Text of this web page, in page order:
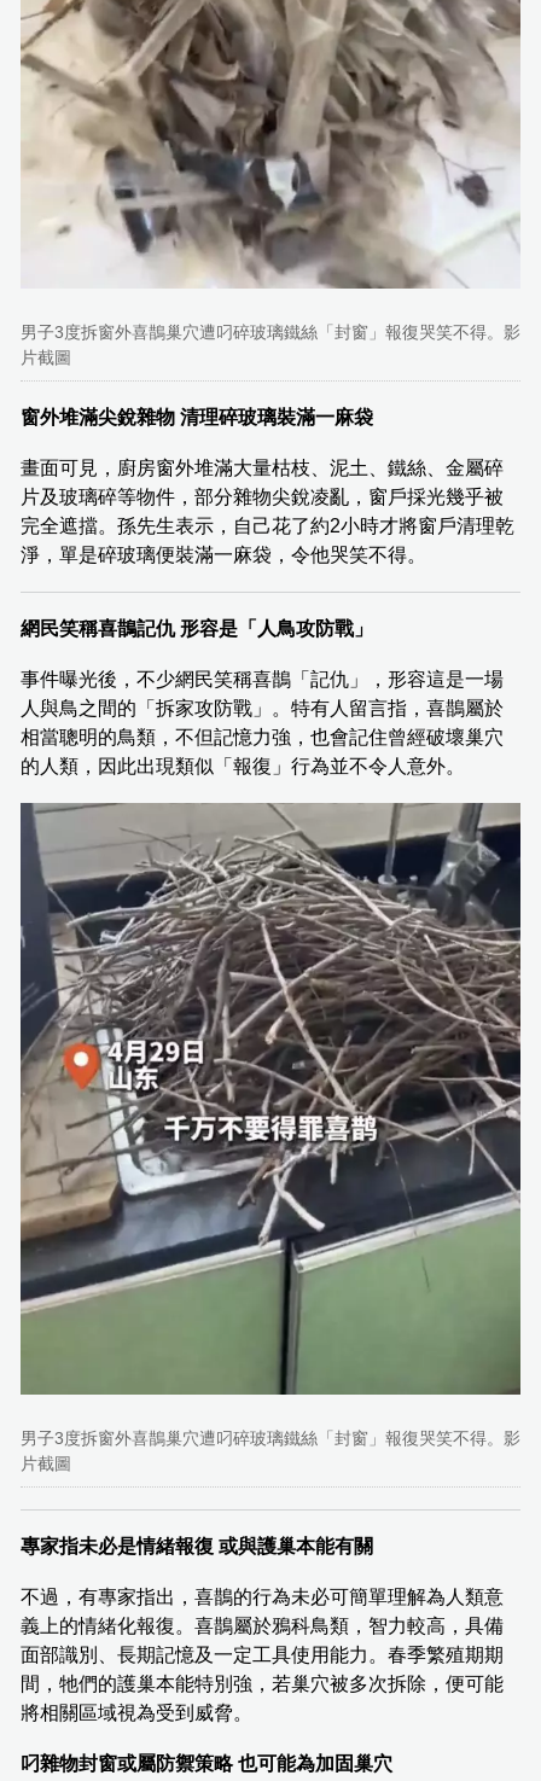
男子3度拆窗外喜鵲巢穴遭叼碎玻璃鐵絲「封窗」報復哭笑不得。影
片截圖
窗外堆滿尖銳雜物 清理碎玻璃裝滿一麻袋
畫面可見，廚房窗外堆滿大量枯枝、泥土、鐵絲、金屬碎
片及玻璃碎等物件，部分雜物尖銳凌亂，窗戶採光幾乎被
完全遮擋。孫先生表示，自己花了約2小時才將窗戶清理乾
淨，單是碎玻璃便裝滿一麻袋，令他哭笑不得。
網民笑稱喜鵲記仇 形容是「人鳥攻防戰」
事件曝光後，不少網民笑稱喜鵲「記仇」，形容這是一場
人與鳥之間的「拆家攻防戰」。特有人留言指，喜鵲屬於
相當聰明的鳥類，不但記憶力強，也會記住曾經破壞巢穴
的人類，因此出現類似「報復」行為並不令人意外。
男子3度拆窗外喜鵲巢穴遭叼碎玻璃鐵絲「封窗」報復哭笑不得。影
片截圖
專家指未必是情緒報復 或與護巢本能有關
不過，有專家指出，喜鵲的行為未必可簡單理解為人類意
義上的情緒化報復。喜鵲屬於鴉科鳥類，智力較高，具備
面部識別、長期記憶及一定工具使用能力。春季繁殖期期
間，牠們的護巢本能特別強，若巢穴被多次拆除，便可能
將相關區域視為受到威脅。
叼雜物封窗或屬防禦策略 也可能為加固巢穴